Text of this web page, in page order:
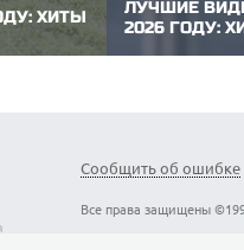
ХИТЫ
не
ЛУЧШИЕ
2026 ГОДУ:
модели
пользуются...
Сообщить об ошибке
Все права защищены